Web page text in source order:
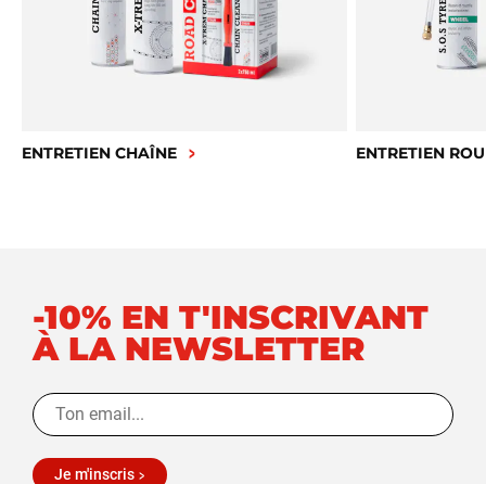
ENTRETIEN CHAÎNE ENTRETIEN
-10% EN T'INSCRIVANT
À LA NEWSLETTER
Je m'inscris